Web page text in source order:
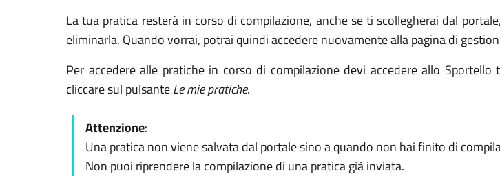
La tua pratica resterà in corso di compilazione, anche se ti scollegherai dal
eliminarla. Quando vorrai, potrai quindi accedere nuovamente alla pagina di
Per accedere alle pratiche in corso di compilazione devi accedere allo
cliccare sul pulsanteLe mie pratiche.
Attenzione:
Una pratica non viene salvata dal portale sino a quando non hai finito di
Non puoi riprendere la compilazione di una pratica già inviata.